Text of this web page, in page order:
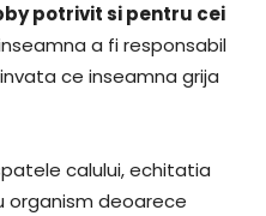
potrivit si pentru cei
a fi responsabil
ce inseamna grija
calului, echitatia
organism deoarece